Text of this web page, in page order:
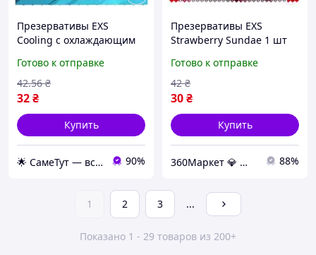
Презервативы EXS
Cooling с охлаждающим
удовольствие для двоих
Готово к отправке
32₴
42.56 ₴
Купить
🌟 СамеТут — всё, что нужно, в одном месте 🌟 90%
Презервативы EXS
Strawberry Sundae 1 шт
вкусом для интимного
удовольствия
Готово к отправке
30₴
42 ₴
Купить
360Маркет 💎 — всё, что нужно под рукой ✅ 88%
1 2 3 ...
Показано 1 - 29 товаров из 200+